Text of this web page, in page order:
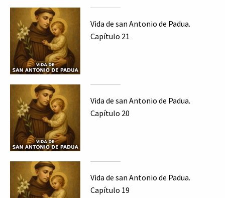
Vida de san Antonio de Padua.
Capítulo 21
Vida de san Antonio de Padua.
Capítulo 20
Vida de san Antonio de Padua.
Capítulo 19